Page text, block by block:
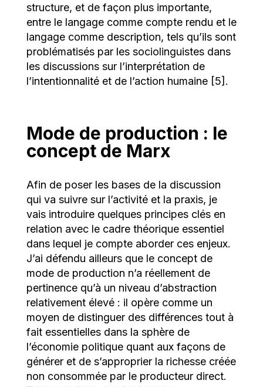
structure, et de façon plus importante,
entre le langage comme compte rendu et le
langage comme description, tels qu’ils sont
problématisés par les sociolinguistes dans
les discussions sur l’interprétation de
l’intentionnalité et de l’action humaine [5].
Mode de production : le
concept de Marx
Afin de poser les bases de la discussion
qui va suivre sur l’activité et la praxis, je
vais introduire quelques principes clés en
relation avec le cadre théorique essentiel
dans lequel je compte aborder ces enjeux.
J’ai défendu ailleurs que le concept de
mode de production n’a réellement de
pertinence qu’à un niveau d’abstraction
relativement élevé : il opère comme un
moyen de distinguer des différences tout à
fait essentielles dans la sphère de
l’économie politique quant aux façons de
générer et de s’approprier la richesse créée
non consommée par le producteur direct.